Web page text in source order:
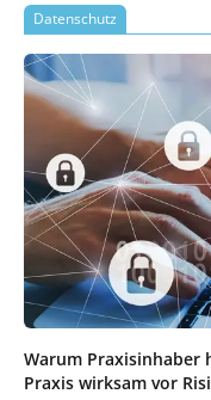
Datenschutz
Warum Praxisinhaber
Praxis wirksam vor